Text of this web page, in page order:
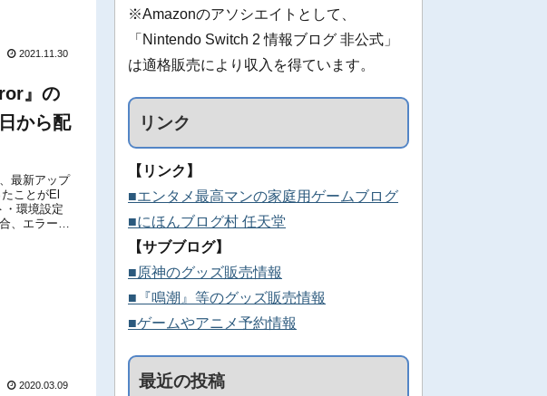
2021.11.30
』の
から配
最新アップ
ことがEl
・環境設定
、エラーが
2020.03.09
※Amazonのアソシエイトとして、
「Nintendo Switch 2 情報ブログ 非公式」
は適格販売により収入を得ています。
リンク
【リンク】
■エンタメ最高マンの家庭用ゲームブログ
■にほんブログ村 任天堂
【サブブログ】
■原神のグッズ販売情報
■『鳴潮』等のグッズ販売情報
■ゲームやアニメ予約情報
最近の投稿